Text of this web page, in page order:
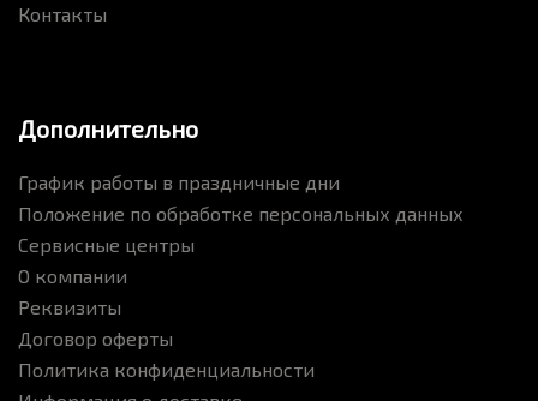
Контакты
Дополнительно
График работы в праздничные дни
Положение по обработке персональных данных
Сервисные центры
О компании
Реквизиты
Договор оферты
Политика конфиденциальности